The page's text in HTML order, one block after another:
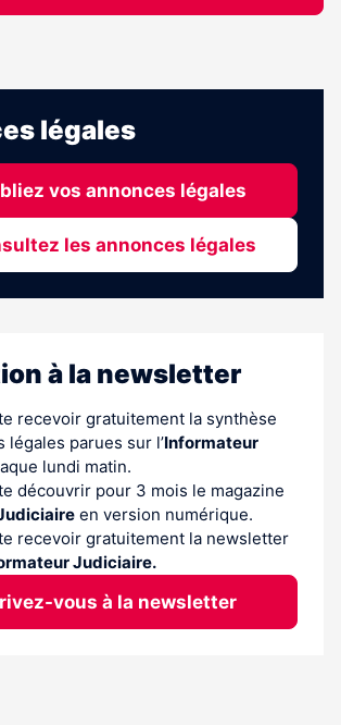
légales
vos annonces légales
les annonces légales
à la newsletter
recevoir gratuitement la synthèse
légales parues sur l’Informateur
lundi matin.
découvrir pour 3 mois le magazine
en version numérique.
recevoir gratuitement la newsletter
Judiciaire.
vous à la newsletter